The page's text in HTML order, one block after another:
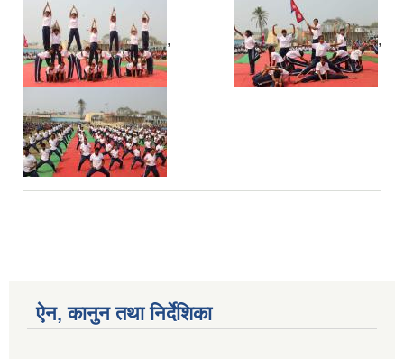
, ,
ऐन, कानुन तथा निर्देशिका